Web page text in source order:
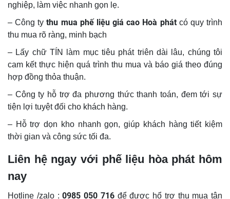
nghiệp, làm việc nhanh gọn lẹ.
– Công tythu mua phế liệu giá cao Hoà phát có quy trình
thu mua rõ ràng, minh bạch
– Lấy chữ TÍN làm mục tiêu phát triên dài lâu, chúng tôi
cam kết thực hiện quá trình thu mua và báo giá theo đúng
hợp đồng thỏa thuận.
– Công ty hỗ trợ đa phương thức thanh toán, đem tới sự
tiện lợi tuyệt đối cho khách hàng.
– Hỗ trợ dọn kho nhanh gọn, giúp khách hàng tiết kiệm
thời gian và công sức tối đa.
Liên hệ ngay với phế liệu hòa phát hôm
nay
Hotline /zalo : 0985 050 716để được hổ trợ thu mua tận